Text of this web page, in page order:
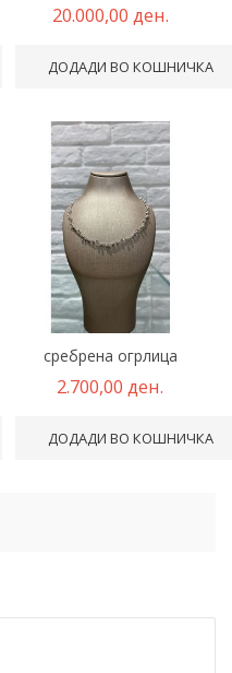
20.000,00 ден.
ДОДАДИ ВО КОШНИЧКА
сребрена огрлица
2.700,00 ден.
ДОДАДИ ВО КОШНИЧКА